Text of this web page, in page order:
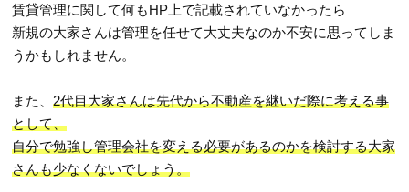
賃貸管理に関して何もHP上で記載されていなかったら
新規の大家さんは管理を任せて大丈夫なのか不安に思ってしま
うかもしれません。
また、2代目大家さんは先代から不動産を継いだ際に考える事
として、
自分で勉強し管理会社を変える必要があるのかを検討する大家
さんも少なくないでしょう。